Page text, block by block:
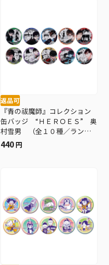
返品可
『青の祓魔師』コレクション
缶バッジ “ＨＥＲＯＥＳ” 奥
村雪男 （全１０種／ランダ
ム１種入り） ＜青の祓魔師
展＞ ＢＥ１
440 円